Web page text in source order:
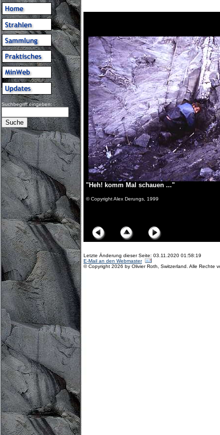
Suchbegriff eingeben:
"Heh! komm Mal schauen ..."
© Copyright Alex Derungs, 1999
Letzte Änderung dieser Seite: 03.11.2020 01:58:19
E-Mail an den Webmaster
© Copyright 2026 by Olivier Roth, Switzerland. Alle Rechte